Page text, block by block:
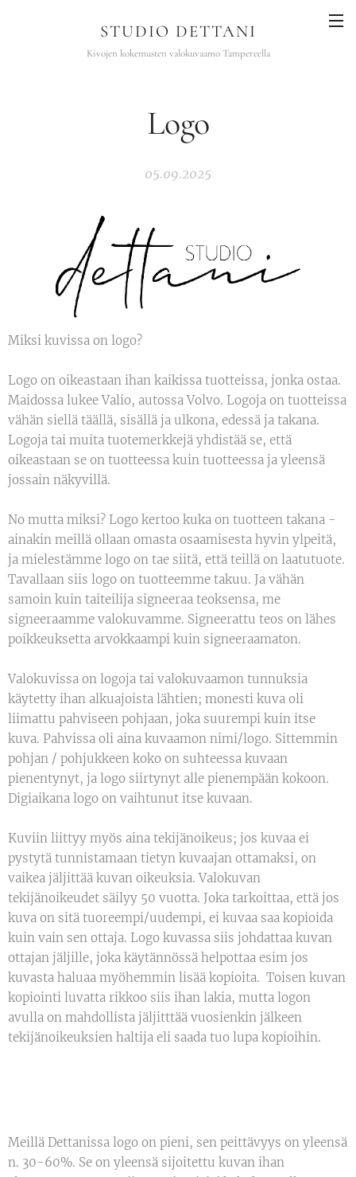
STUDIO DETTANI
Kivojen kokemusten valokuvaamo Tampereella
Logo
05.09.2025
Miksi kuvissa on logo?
Logo on oikeastaan ihan kaikissa tuotteissa, jonka ostaa.
Maidossa lukee Valio, autossa Volvo. Logoja on tuotteissa
vähän siellä täällä, sisällä ja ulkona, edessä ja takana.
Logoja tai muita tuotemerkkejä yhdistää se, että
oikeastaan se on tuotteessa kuin tuotteessa ja yleensä
jossain näkyvillä.
No mutta miksi? Logo kertoo kuka on tuotteen takana -
ainakin meillä ollaan omasta osaamisesta hyvin ylpeitä,
ja mielestämme logo on tae siitä, että teillä on laatutuote.
Tavallaan siis logo on tuotteemme takuu. Ja vähän
samoin kuin taiteilija signeeraa teoksensa, me
signeeraamme valokuvamme. Signeerattu teos on lähes
poikkeuksetta arvokkaampi kuin signeeraamaton.
Valokuvissa on logoja tai valokuvaamon tunnuksia
käytetty ihan alkuajoista lähtien; monesti kuva oli
liimattu pahviseen pohjaan, joka suurempi kuin itse
kuva. Pahvissa oli aina kuvaamon nimi/logo. Sittemmin
pohjan / pohjukkeen koko on suhteessa kuvaan
pienentynyt, ja logo siirtynyt alle pienempään kokoon.
Digiaikana logo on vaihtunut itse kuvaan.
Kuviin liittyy myös aina tekijänoikeus; jos kuvaa ei
pystytä tunnistamaan tietyn kuvaajan ottamaksi, on
vaikea jäljittää kuvan oikeuksia. Valokuvan
tekijänoikeudet säilyy 50 vuotta. Joka tarkoittaa, että jos
kuva on sitä tuoreempi/uudempi, ei kuvaa saa kopioida
kuin vain sen ottaja. Logo kuvassa siis johdattaa kuvan
ottajan jäljille, joka käytännössä helpottaa esim jos
kuvasta haluaa myöhemmin lisää kopioita. Toisen kuvan
kopiointi luvatta rikkoo siis ihan lakia, mutta logon
avulla on mahdollista jäljitttää vuosienkin jälkeen
tekijänoikeuksien haltija eli saada tuo lupa kopioihin.
Meillä Dettanissa logo on pieni, sen peittävyys on yleensä
n. 30-60%. Se on yleensä sijoitettu kuvan ihan